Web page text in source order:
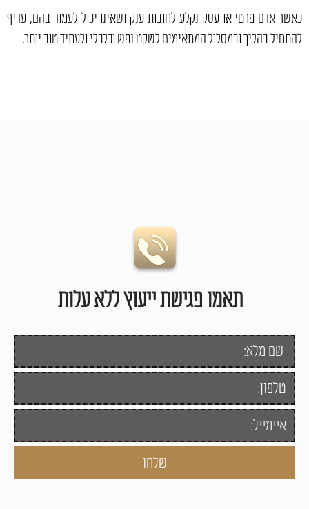
כאשר אדם פרטי או עסק נקלע לחובות ענק ושאינו יכול לעמוד בהם, עדיף
להתחיל בהליך ובמסלול המתאימים לשקט נפש וכלכלי ולעתיד טוב יותר.